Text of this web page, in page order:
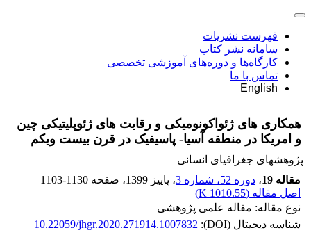
فهرست نشریات
سامانه نشر کتاب
کارگاه‌ها و دوره‌های آموزشی تخصصی
تماس با ما
English
همکاری‏ های ژئواکونومیکی و رقابت‏ های ژئوپلیتیکی چین
و امریکا در منطقه آسیا- پاسیفیک در قرن بیست‏ ویکم
پژوهشهای جغرافیای انسانی
مقاله 19
، دوره 52، شماره 3 ، پاییز 1399 ، صفحه 1103-1130
اصل مقاله (1010.55 K
)
نوع مقاله: مقاله علمی پژوهشی
شناسه دیجیتال (DOI):
10.22059/jhgr.2020.271914.1007832